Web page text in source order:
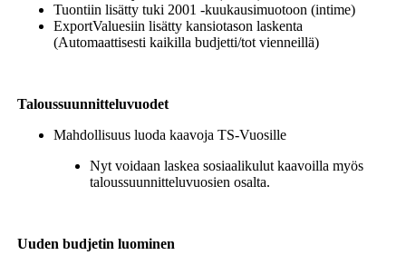
Tuontiin lisätty tuki 2001 -kuukausimuotoon (intime)
ExportValuesiin lisätty kansiotason laskenta
(Automaattisesti kaikilla budjetti/tot vienneillä)
Taloussuunnitteluvuodet
Mahdollisuus luoda kaavoja TS-Vuosille
Nyt voidaan laskea sosiaalikulut kaavoilla myös
taloussuunnitteluvuosien osalta.
Uuden budjetin luominen